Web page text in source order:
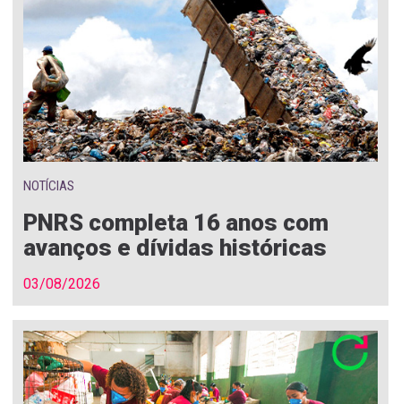
NOTÍCIAS
PNRS completa 16 anos com
avanços e dívidas históricas
03/08/2026